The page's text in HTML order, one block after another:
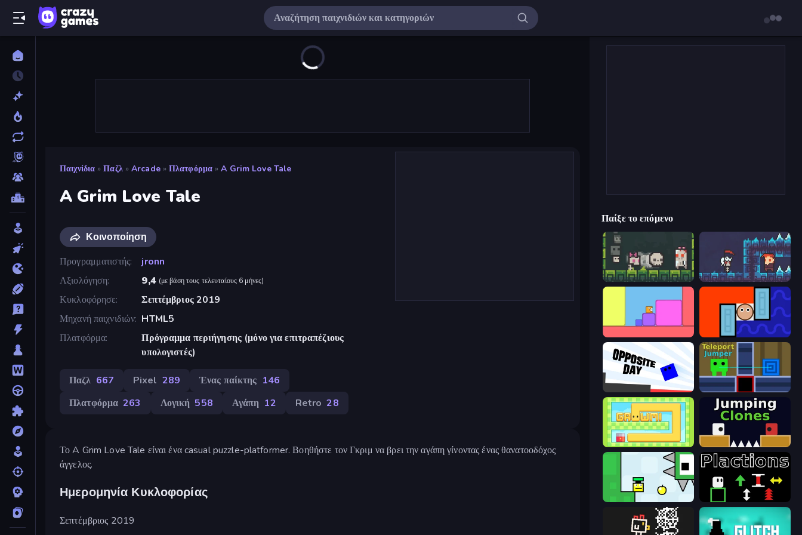
Παιχνίδια » Παζλ » Arcade » Πλατφόρμα » A Grim Love Tale
A Grim Love Tale
Κοινοποίηση
Προγραμματιστής
jronn
Αξιολόγηση
9,4 (με βάση τους τελευταίους 6 μήνες)
Κυκλοφόρησε
Σεπτέμβριος 2019
Μηχανή παιχνιδιών HTML5
Πλατφόρμα
Πρόγραμμα περιήγησης (μόνο για επιτραπέζιους
υπολογιστές)
Παζλ 667 Pixel 289 Ένας παίκτης 146
Πλατφόρμα 263 Λογική 558 Αγάπη 12 Retro 28
Το A Grim Love Tale είναι ένα casual puzzle-platformer. Βοηθήστε τον Γκριμ να βρει την αγάπη γίνοντας ένας θανατοοδόχος
άγγελος.
Ημερομηνία Κυκλοφορίας
Σεπτέμβριος 2019
Παίξε το επόμενο
A Grim Chase A Grim Granny
Lava and Aqua
Opposite Day Teleport Jumper
Growmi Jumping Clones
Plactions